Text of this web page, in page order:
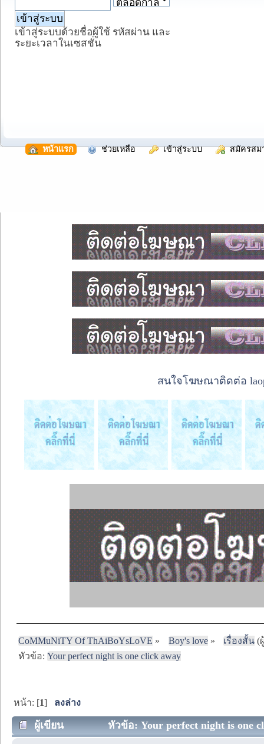
เข้าสู่ระบบด้วยชื่อผู้ใช้ รหัสผ่าน และ
ระยะเวลาในเซสชั่น
หน้าแรก ช่วยเหลือ เข้าสู่ระบบ สมัครสม
สนใจโฆษณาติดต่อ
CoMMuNiTY Of ThAiBoYsLoVE » Boy's love» เรื่องสั้น(
หัวข้อ:Your perfect night is one click away
หน้า: [1] ลงล่าง
ผู้เขียน หัวข้อ: Your perfect night is one